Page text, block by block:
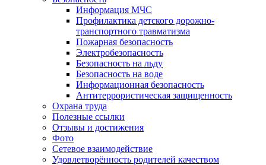
Информация МЧС
Профилактика детского дорожно-
транспортного травматизма
Пожарная безопасность
Электробезопасность
Безопасность на льду
Безопасность на воде
Информационная безопасность
Антитеррористическая защищенность
Охрана труда
Полезные ссылки
Отзывы и достижения
Фото
Сетевое взаимодействие
Удовлетворённость родителей качеством